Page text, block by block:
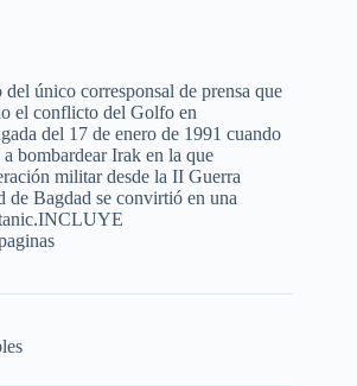
único corresponsal de prensa que
el conflicto del Golfo en
del 17 de enero de 1991 cuando
bombardear Irak en la que
militar desde la II Guerra
Bagdad se convirtió en una